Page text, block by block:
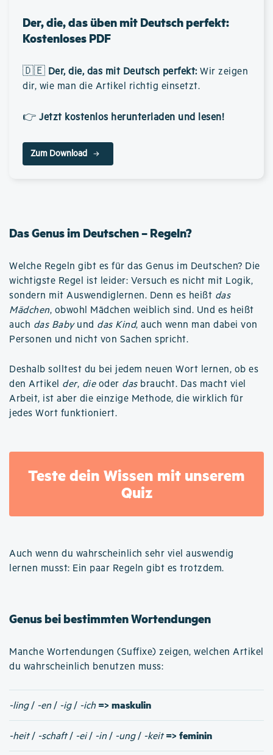
Der, die, das üben mit Deutsch perfekt:
Kostenloses PDF
🇩🇪 Der, die, das mit Deutsch perfekt: Wir zeigen
dir, wie man die Artikel richtig einsetzt.
👉 Jetzt kostenlos herunterladen und lesen!
Zum Download
Das Genus im Deutschen – Regeln?
Welche Regeln gibt es für das Genus im Deutschen? Die
wichtigste Regel ist leider: Versuch es nicht mit Logik,
sondern mit Auswendiglernen. Denn es heißt das
Mädchen, obwohl Mädchen weiblich sind. Und es heißt
auch das Babyund das Kind, auch wenn man dabei von
Personen und nicht von Sachen spricht.
Deshalb solltest du bei jedem neuen Wort lernen, ob es
den Artikel der, dieoder dasbraucht. Das macht viel
Arbeit, ist aber die einzige Methode, die wirklich für
jedes Wort funktioniert.
Teste dein Wissen mit unserem
Quiz
Auch wenn du wahrscheinlich sehr viel auswendig
lernen musst: Ein paar Regeln gibt es trotzdem.
Genus bei bestimmten Wortendungen
Manche Wortendungen (Suffixe) zeigen, welchen Artikel
du wahrscheinlich benutzen muss:
-ling/ -en / -ig/ -ich => maskulin
-heit/ -schaft/ -ei/ -in / -ung/ -keit => feminin